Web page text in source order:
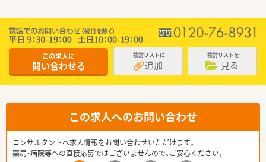
この求人に
問い合わせる
検討リストに
追加
検討リストを
見る
この求人へのお問い合わせ
コンサルタントへ求人情報をお問い合わせいただけます。
薬局・病院等への直接応募ではございませんので、ご安心ください。